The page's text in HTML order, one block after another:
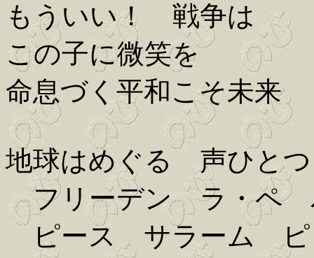
もういい！ 戦争は
この子に微笑を
命息づく平和こそ未来
地球はめぐる 声ひとつ
フリーデン ラ・ペ
ピース サラーム ピ